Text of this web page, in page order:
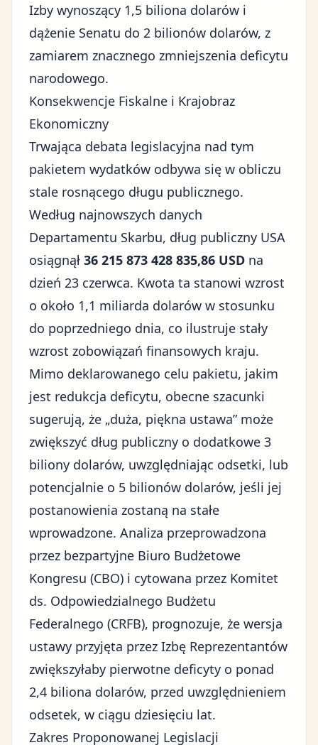
Izby wynoszący 1,5 biliona dolarów i
dążenie Senatu do 2 bilionów dolarów, z
zamiarem znacznego zmniejszenia deficytu
narodowego.
Konsekwencje Fiskalne i Krajobraz
Ekonomiczny
Trwająca debata legislacyjna nad tym
pakietem wydatków odbywa się w obliczu
stale rosnącego długu publicznego.
Według najnowszych danych
Departamentu Skarbu, dług publiczny USA
osiągnął 36 215 873 428 835,86 USD na
dzień 23 czerwca. Kwota ta stanowi wzrost
o około 1,1 miliarda dolarów w stosunku
do poprzedniego dnia, co ilustruje stały
wzrost zobowiązań finansowych kraju.
Mimo deklarowanego celu pakietu, jakim
jest redukcja deficytu, obecne szacunki
sugerują, że „duża, piękna ustawa” może
zwiększyć dług publiczny o dodatkowe 3
biliony dolarów, uwzględniając odsetki, lub
potencjalnie o 5 bilionów dolarów, jeśli jej
postanowienia zostaną na stałe
wprowadzone. Analiza przeprowadzona
przez bezpartyjne Biuro Budżetowe
Kongresu (CBO) i cytowana przez Komitet
ds. Odpowiedzialnego Budżetu
Federalnego (CRFB), prognozuje, że wersja
ustawy przyjęta przez Izbę Reprezentantów
zwiększyłaby pierwotne deficyty o ponad
2,4 biliona dolarów, przed uwzględnieniem
odsetek, w ciągu dziesięciu lat.
Zakres Proponowanej Legislacji